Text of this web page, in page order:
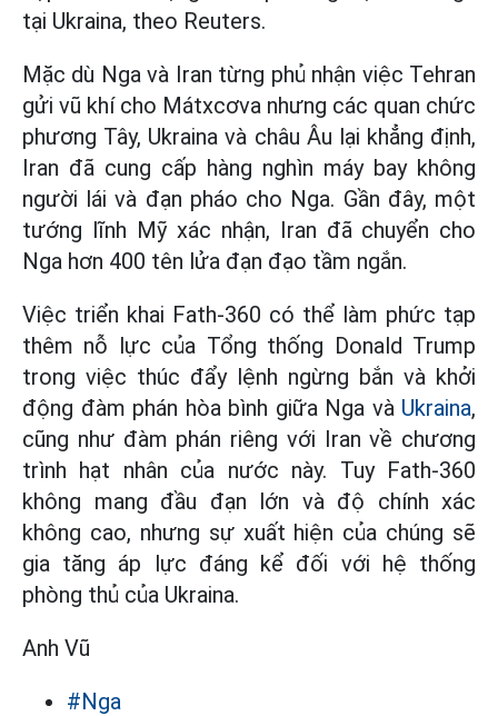
tại Ukraina, theo Reuters.
Mặc dù Nga và Iran từng phủ nhận việc Tehran
gửi vũ khí cho Mátxcơva nhưng các quan chức
phương Tây, Ukraina và châu Âu lại khẳng định,
Iran đã cung cấp hàng nghìn máy bay không
người lái và đạn pháo cho Nga. Gần đây, một
tướng lĩnh Mỹ xác nhận, Iran đã chuyển cho
Nga hơn 400 tên lửa đạn đạo tầm ngắn.
Việc triển khai Fath-360 có thể làm phức tạp
thêm nỗ lực của Tổng thống Donald Trump
trong việc thúc đẩy lệnh ngừng bắn và khởi
động đàm phán hòa bình giữa Nga và Ukraina,
cũng như đàm phán riêng với Iran về chương
trình hạt nhân của nước này. Tuy Fath-360
không mang đầu đạn lớn và độ chính xác
không cao, nhưng sự xuất hiện của chúng sẽ
gia tăng áp lực đáng kể đối với hệ thống
phòng thủ của Ukraina.
Anh Vũ
#Nga